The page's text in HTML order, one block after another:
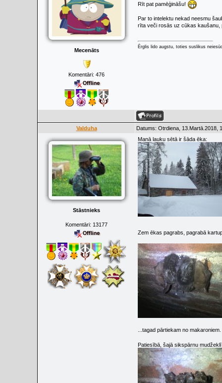
Mecenāts
Komentāri: 476
Rīt pat pamēģināšu!
Par to intelektu nekad neesmu
rīta veči rosās uz cūkas kaušanu,
Ērglis lido augstu, toties suslikus
Valduha Datums: Otrdiena, 13.Martā.2018,
Stāstnieks
Komentāri: 13177
Manā lauku sētā ir šāda ēka:
Zem ēkas pagrabs, pagrabā
...tagad pārtiekam no makaroniem.
Patiesībā, šajā sikspārnu